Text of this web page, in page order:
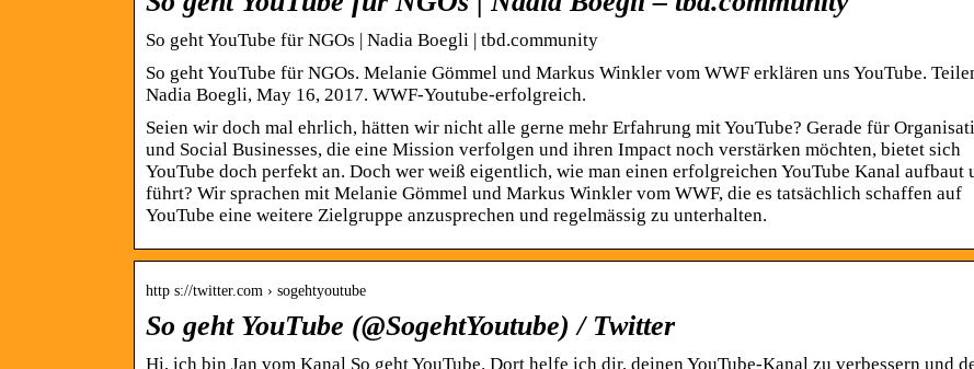
So geht YouTube für NGOs | Nadia Boegli | tbd.community
So geht YouTube für NGOs. Melanie Gömmel und Markus Winkler vom WWF erklären uns YouTube.
Nadia Boegli, May 16, 2017. WWF-Youtube-erfolgreich.
Seien wir doch mal ehrlich, hätten wir nicht alle gerne mehr Erfahrung mit YouTube? Gerade für
und Social Businesses, die eine Mission verfolgen und ihren Impact noch verstärken möchten, bietet sich
YouTube doch perfekt an. Doch wer weiß eigentlich, wie man einen erfolgreichen YouTube Kanal aufbaut
führt? Wir sprachen mit Melanie Gömmel und Markus Winkler vom WWF, die es tatsächlich schaffen auf
YouTube eine weitere Zielgruppe anzusprechen und regelmässig zu unterhalten.
http s://twitter.com › sogehtyoutube
So geht YouTube (@SogehtYoutube) / Twitter
Hi, ich bin Jan vom Kanal So geht YouTube. Dort helfe ich dir, deinen YouTube-Kanal zu verbessern und